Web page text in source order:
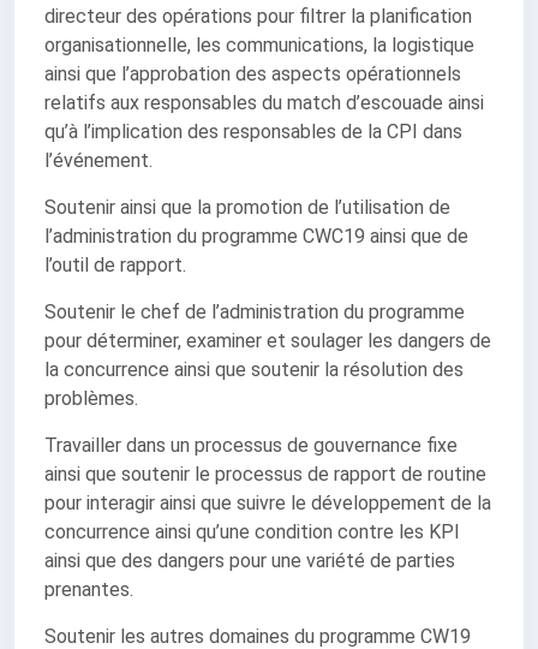
directeur des opérations pour filtrer la planification
organisationnelle, les communications, la logistique
ainsi que l’approbation des aspects opérationnels
relatifs aux responsables du match d’escouade ainsi
qu’à l’implication des responsables de la CPI dans
l’événement.
Soutenir ainsi que la promotion de l’utilisation de
l’administration du programme CWC19 ainsi que de
l’outil de rapport.
Soutenir le chef de l’administration du programme
pour déterminer, examiner et soulager les dangers de
la concurrence ainsi que soutenir la résolution des
problèmes.
Travailler dans un processus de gouvernance fixe
ainsi que soutenir le processus de rapport de routine
pour interagir ainsi que suivre le développement de la
concurrence ainsi qu’une condition contre les KPI
ainsi que des dangers pour une variété de parties
prenantes.
Soutenir les autres domaines du programme CW19